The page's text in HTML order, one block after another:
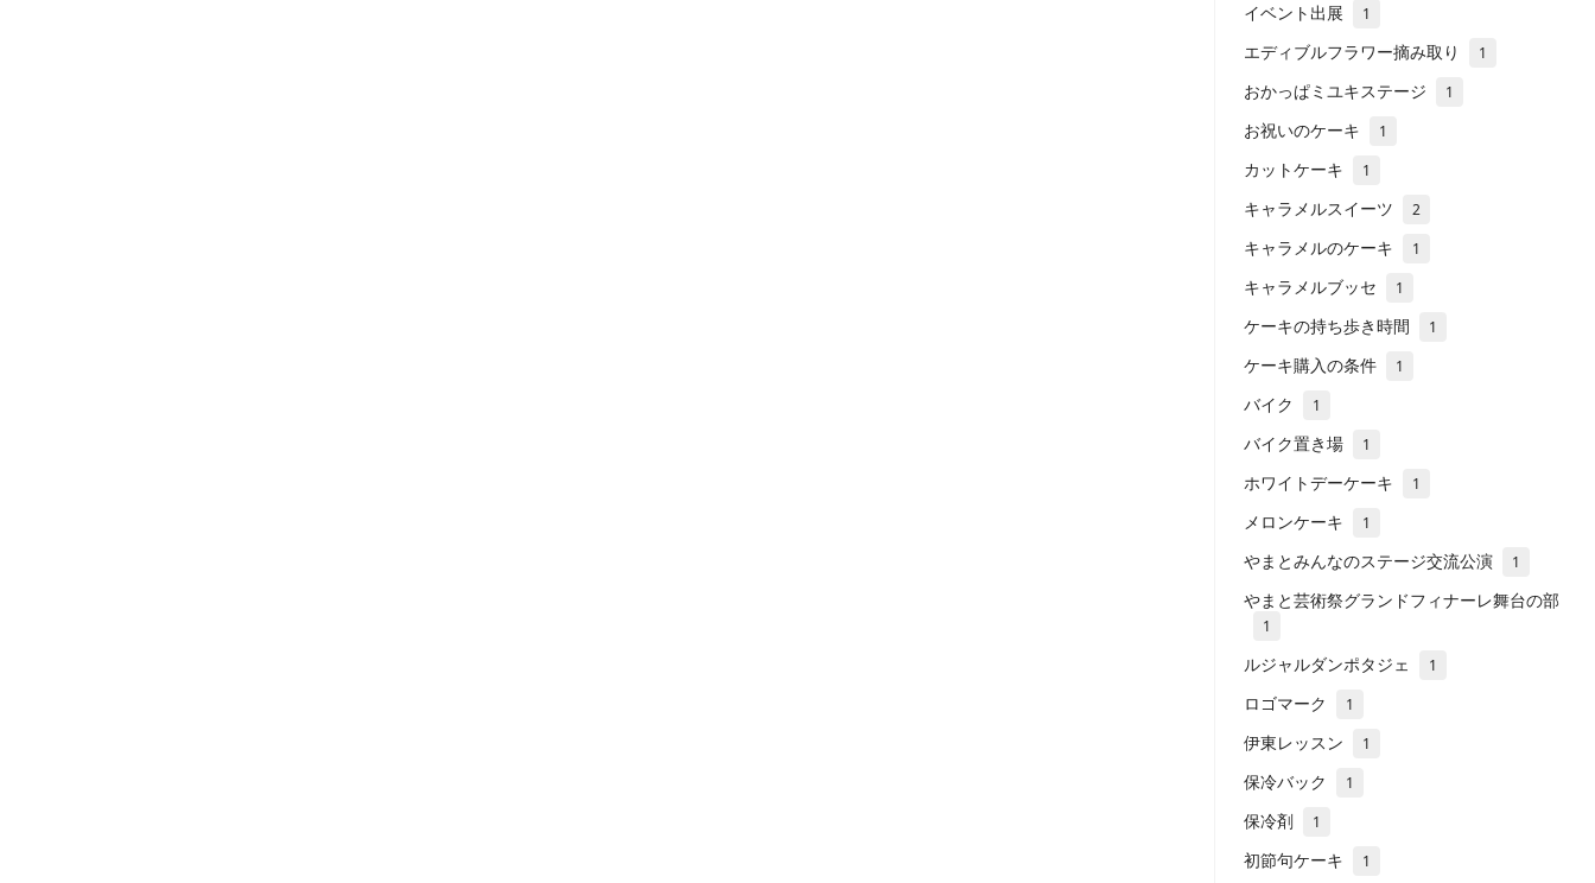
イベント出展 1
エディブルフラワー摘み取り 1
おかっぱミユキステージ 1
お祝いのケーキ 1
カットケーキ 1
キャラメルスイーツ 2
キャラメルのケーキ 1
キャラメルブッセ 1
ケーキの持ち歩き時間 1
ケーキ購入の条件 1
バイク 1
バイク置き場 1
ホワイトデーケーキ 1
メロンケーキ 1
やまとみんなのステージ交流公演 1
やまと芸術祭グランドフィナーレ舞台の部
1
ルジャルダンポタジェ 1
ロゴマーク 1
伊東レッスン 1
保冷バック 1
保冷剤 1
初節句ケーキ 1